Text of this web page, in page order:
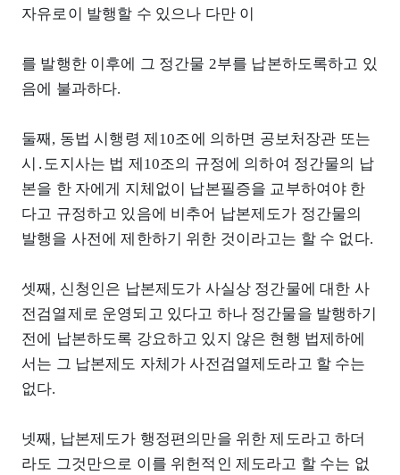
자유로이 발행할 수 있으나 다만 이
를 발행한 이후에 그 정간물 2부를 납본하도록하고 있
음에 불과하다.
둘째, 동법 시행령 제10조에 의하면 공보처장관 또는
시․도지사는 법 제10조의 규정에 의하여 정간물의 납
본을 한 자에게 지체없이 납본필증을 교부하여야 한
다고 규정하고 있음에 비추어 납본제도가 정간물의
발행을 사전에 제한하기 위한 것이라고는 할 수 없다.
셋째, 신청인은 납본제도가 사실상 정간물에 대한 사
전검열제로 운영되고 있다고 하나 정간물을 발행하기
전에 납본하도록 강요하고 있지 않은 현행 법제하에
서는 그 납본제도 자체가 사전검열제도라고 할 수는
없다.
넷째, 납본제도가 행정편의만을 위한 제도라고 하더
라도 그것만으로 이를 위헌적인 제도라고 할 수는 없